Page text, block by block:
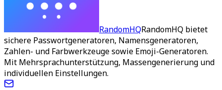
RandomHQRandomHQ bietet
sichere Passwortgeneratoren, Namensgeneratoren,
Zahlen- und Farbwerkzeuge sowie Emoji-Generatoren.
Mit Mehrsprachunterstützung, Massengenerierung und
individuellen Einstellungen.